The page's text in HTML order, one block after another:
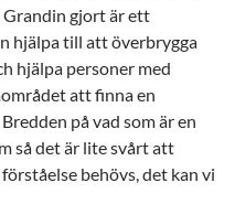
Grandin gjort är ett
hjälpa till att överbrygga
hjälpa personer med
att finna en
på vad som är en
så det är lite svårt att
behövs, det kan vi